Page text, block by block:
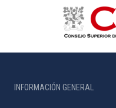
INFORMACIÓN GENERAL